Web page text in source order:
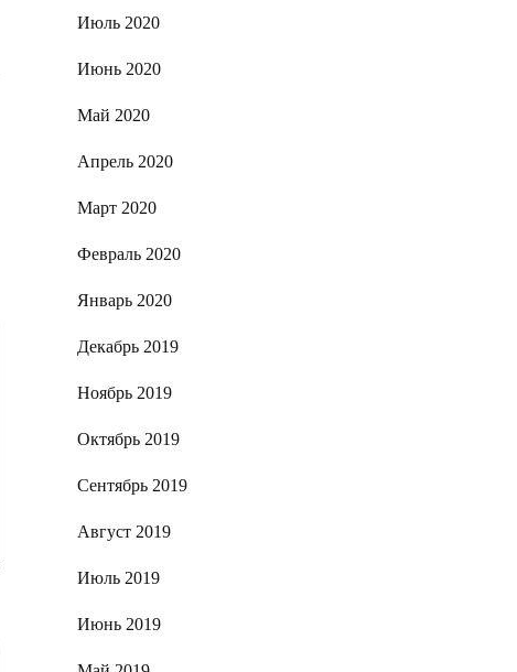
Июль 2020
Июнь 2020
Май 2020
Апрель 2020
Март 2020
Февраль 2020
Январь 2020
Декабрь 2019
Ноябрь 2019
Октябрь 2019
Сентябрь 2019
Август 2019
Июль 2019
Июнь 2019